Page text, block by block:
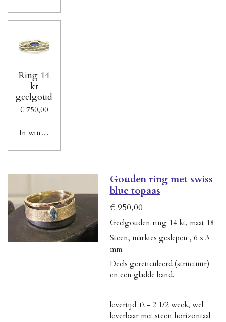
Ring 14
kt
geelgoud
€ 750,00
In winkelwagen
Gouden ring met swiss
blue topaas
€ 950,00
Geelgouden ring 14 kt, maat 18
Steen, markies geslepen , 6 x 3
mm
Deels gereticuleerd (structuur)
en een gladde band.
levertijd +\ - 2 1/2 week, wel
leverbaar met steen horizontaal